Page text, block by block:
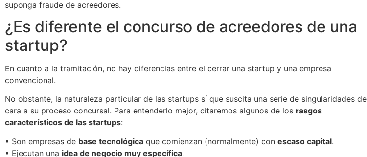
suponga fraude de acreedores.
¿Es diferente el concurso de acreedores de una
startup?
En cuanto a la tramitación, no hay diferencias entre el cerrar una startup y una empresa
convencional.
No obstante, la naturaleza particular de las startups sí que suscita una serie de singularidades de
cara a su proceso concursal. Para entenderlo mejor, citaremos algunos de los rasgos
característicos de las startups:
• Son empresas de base tecnológica que comienzan (normalmente) con escaso capital.
• Ejecutan una idea de negocio muy específica.